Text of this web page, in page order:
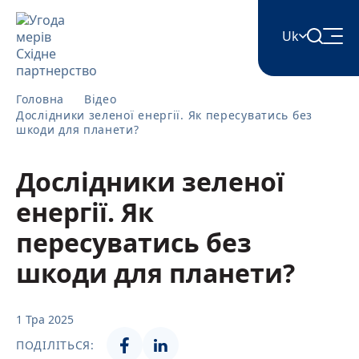
Uk
English
Azərbaycan
ქართული
Română
Головна
Відео
Дослідники зеленої енергії. Як пересуватись без
шкоди для планети?
Дослідники зеленої
енергії. Як
пересуватись без
шкоди для планети?
1 Тра 2025
ПОДІЛІТЬСЯ: